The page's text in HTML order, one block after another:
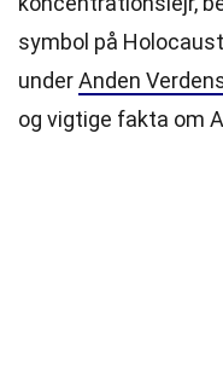
symbol på
underAnden
og vigtige fakta om